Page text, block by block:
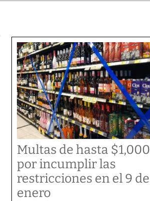
Multas de hasta $1,000
por incumplir las
restricciones en el 9 de
enero